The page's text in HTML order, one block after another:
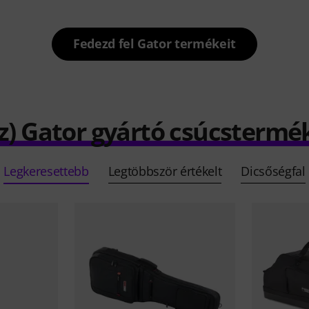
Fedezd fel Gator termékeit
Gator gyártó
Legkeresettebb Legtöbbször értékelt Dicsőségfal